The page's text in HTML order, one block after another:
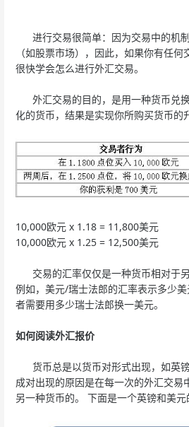
进行交易很简单：因为交易中的机
（如股票市场），因此，如果你有任
很快学会怎么进行外汇交易。
外汇交易的目的，是用一种货币兑
化的货币，结果是实现你所购买货币的
10,000欧元 x 1.18 = 11,800美元
10,000欧元 x 1.25 = 12,500美元
交易的汇率仅仅是一种货币相对于另
例如，美元/瑞士法郎的汇率表示多少
者需要用多少瑞士法郎换一美元。
如何阅读外汇报价
货币总是以货币对形式出现，如英
成对出现的原因是在每一次的外汇交易
另一种货币的。 下面是一个英镑和美元